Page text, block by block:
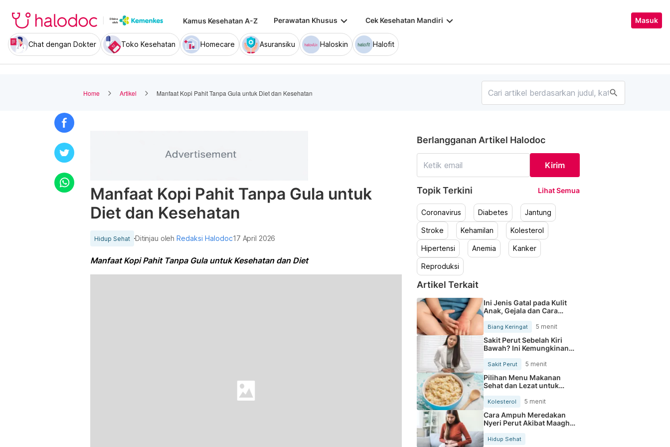
Kamus Kesehatan A-Z Perawatan Khusus keyboard_arrow_down Cek Kesehatan Mandiri keyboard_arrow_down Masuk
Chat dengan Dokter Toko Kesehatan Homecare Asuransiku Haloskin Halofit
Home Artikel Manfaat Kopi Pahit Tanpa Gula untuk Diet dan Kesehatan search
Manfaat Kopi Pahit Tanpa Gula untuk
Diet dan Kesehatan
Hidup Sehat Ditinjau olehRedaksi Halodoc17 April 2026
Manfaat Kopi Pahit Tanpa Gula untuk Kesehatan dan Diet
Berlangganan Artikel Halodoc
Kirim
Topik Terkini Lihat Semua
Coronavirus Diabetes Jantung
Stroke Kehamilan Kolesterol
Hipertensi Anemia Kanker
Reproduksi
Artikel Terkait
Ini Jenis Gatal pada Kulit
Anak, Gejala dan Cara
Mengobatinya
Biang Keringat 5 menit
Sakit Perut Sebelah Kiri
Bawah? Ini Kemungkinan
Sakit Perut 5 menit
Pilihan Menu Makanan
Sehat dan Lezat untuk
Mengurangi Kolesterol
Kolesterol 5 menit
Cara Ampuh Meredakan
Nyeri Perut Akibat Maagh
Kambuh
Hidup Sehat